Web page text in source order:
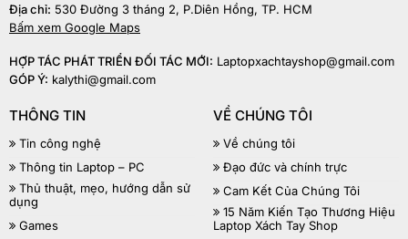
Địa chỉ: 530 Đường 3 tháng 2, P.Diên Hồng, TP. HCM
Bấm xem Google Maps
HỢP TÁC PHÁT TRIỂN ĐỐI TÁC MỚI: Laptopxachtayshop@gmail.com
GÓP Ý: kalythi@gmail.com
THÔNG TIN
Tin công nghệ
Thông tin Laptop – PC
Thủ thuật, mẹo, hướng dẫn sử
dụng
Games
VỀ CHÚNG TÔI
Về chúng tôi
Đạo đức và chính trực
Cam Kết Của Chúng Tôi
15 Năm Kiến Tạo Thương Hiệu
Laptop Xách Tay Shop